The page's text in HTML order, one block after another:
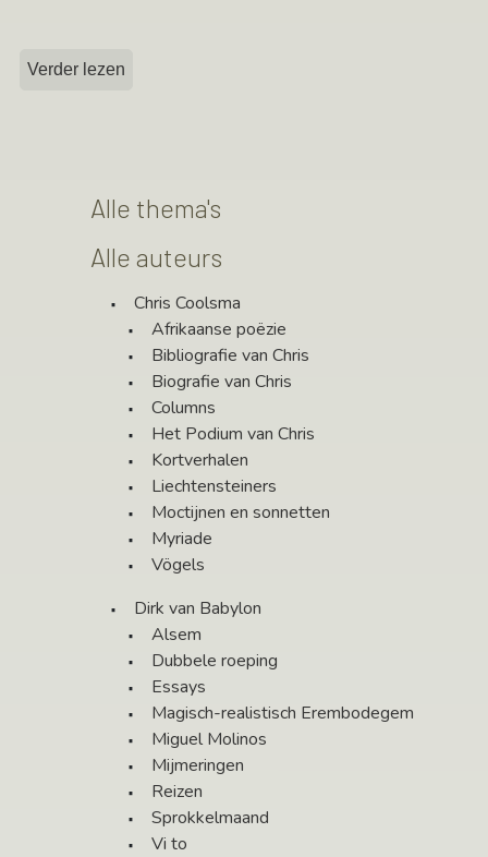
Verder lezen
Alle thema's
Alle auteurs
Chris Coolsma
Afrikaanse poëzie
Bibliografie van Chris
Biografie van Chris
Columns
Het Podium van Chris
Kortverhalen
Liechtensteiners
Moctijnen en sonnetten
Myriade
Vögels
Dirk van Babylon
Alsem
Dubbele roeping
Essays
Magisch-realistisch Erembodegem
Miguel Molinos
Mijmeringen
Reizen
Sprokkelmaand
Vi to